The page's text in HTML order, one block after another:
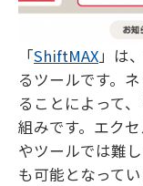
「ShiftMAX」は
るツールです。
ることによって
組みです。エク
やツールでは難
も可能となってい